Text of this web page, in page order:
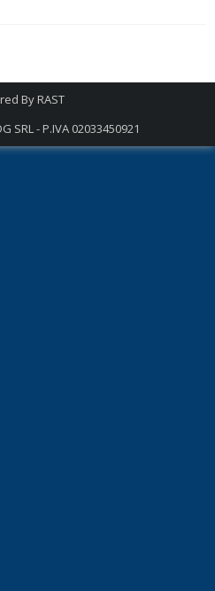
ByRAST
SRL - P.IVA 02033450921